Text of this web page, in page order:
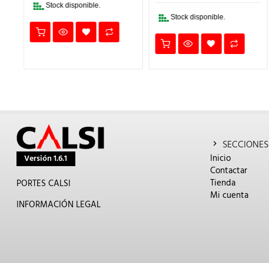
Stock disponible.
Stock disponible.
Versión 1.6.1
PORTES CALSI
INFORMACIÓN LEGAL
SECCIONES
Inicio
Contactar
Tienda
Mi cuenta